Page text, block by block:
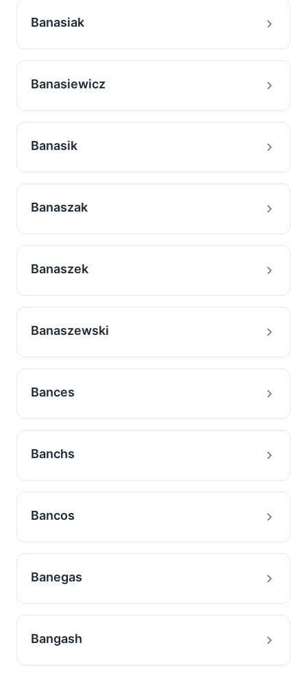
Banasiak
Banasiewicz
Banasik
Banaszak
Banaszek
Banaszewski
Bances
Banchs
Bancos
Banegas
Bangash